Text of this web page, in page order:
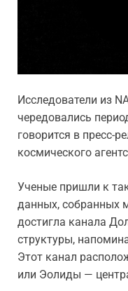
Исследователи из
чередовались
говорится в пресс-
космического
Ученые пришли к
данных, собранных
достигла канала
структуры,
Этот канал
или Эолиды —